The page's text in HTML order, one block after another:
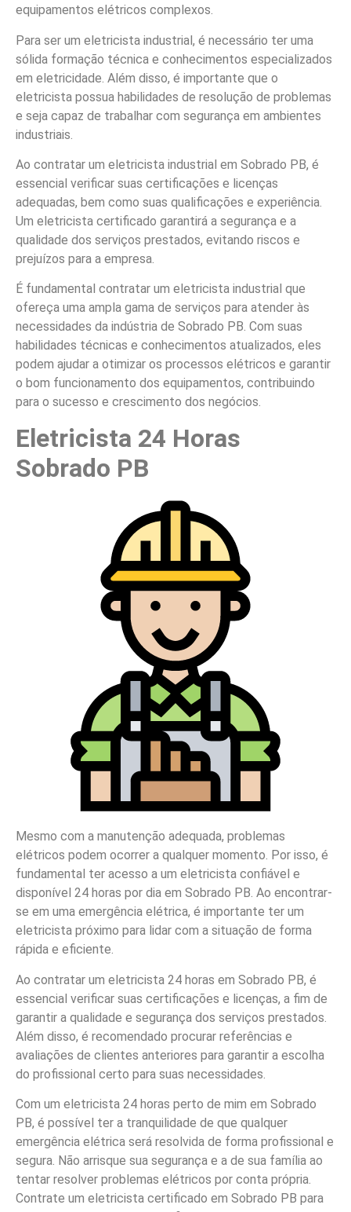
equipamentos elétricos complexos.
Para ser um eletricista industrial, é necessário ter uma
sólida formação técnica e conhecimentos especializados
em eletricidade. Além disso, é importante que o
eletricista possua habilidades de resolução de problemas
e seja capaz de trabalhar com segurança em ambientes
industriais.
Ao contratar um eletricista industrial em Sobrado PB, é
essencial verificar suas certificações e licenças
adequadas, bem como suas qualificações e experiência.
Um eletricista certificado garantirá a segurança e a
qualidade dos serviços prestados, evitando riscos e
prejuízos para a empresa.
É fundamental contratar um eletricista industrial que
ofereça uma ampla gama de serviços para atender às
necessidades da indústria de Sobrado PB. Com suas
habilidades técnicas e conhecimentos atualizados, eles
podem ajudar a otimizar os processos elétricos e garantir
o bom funcionamento dos equipamentos, contribuindo
para o sucesso e crescimento dos negócios.
Eletricista 24 Horas
Sobrado PB
Mesmo com a manutenção adequada, problemas
elétricos podem ocorrer a qualquer momento. Por isso, é
fundamental ter acesso a um eletricista confiável e
disponível 24 horas por dia em Sobrado PB. Ao encontrar-
se em uma emergência elétrica, é importante ter um
eletricista próximo para lidar com a situação de forma
rápida e eficiente.
Ao contratar um eletricista 24 horas em Sobrado PB, é
essencial verificar suas certificações e licenças, a fim de
garantir a qualidade e segurança dos serviços prestados.
Além disso, é recomendado procurar referências e
avaliações de clientes anteriores para garantir a escolha
do profissional certo para suas necessidades.
Com um eletricista 24 horas perto de mim em Sobrado
PB, é possível ter a tranquilidade de que qualquer
emergência elétrica será resolvida de forma profissional e
segura. Não arrisque sua segurança e a de sua família ao
tentar resolver problemas elétricos por conta própria.
Contrate um eletricista certificado em Sobrado PB para